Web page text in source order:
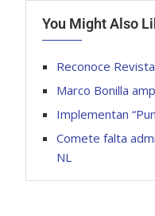
You Might Also
Reconoce
Marco Bonilla
Implementan
Comete falta
NL